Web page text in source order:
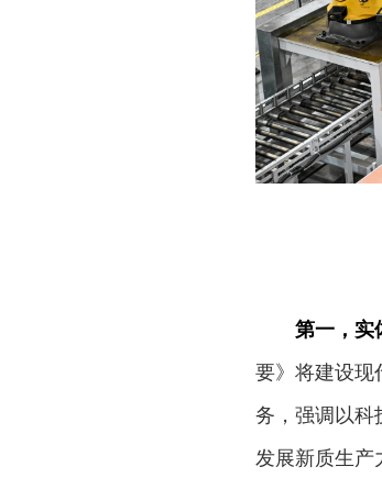
第一，实
要》将建设现
务，强调以科
发展新质生